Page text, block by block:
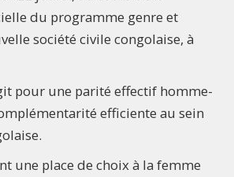
du programme genre et
société civile congolaise, à
pour une parité effectif homme-
efficiente au sein
une place de choix à la femme